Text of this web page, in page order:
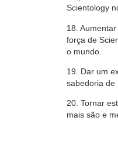
Scientology
18.
força de
o mundo.
19. Dar um
sabedoria de
20. Tornar
mais são e